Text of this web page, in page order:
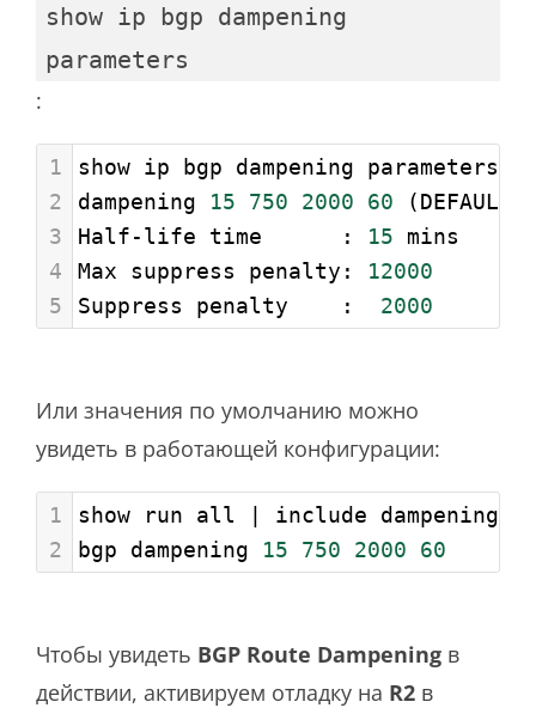
show ip bgp dampening
parameters
:
1
show ip bgp dampening parameters
2
dampening 15 750 2000 60 (DEFAULT)
3
Half-life time      : 15 mins
4
Max suppress penalty: 12000
5
Suppress penalty    : 2000
Или значения по умолчанию можно
увидеть в работающей конфигурации:
1
show run all | include dampening
2
bgp dampening 15 750 2000 60
Чтобы увидеть BGP Route Dampening в
действии, активируем отладку на R2 в